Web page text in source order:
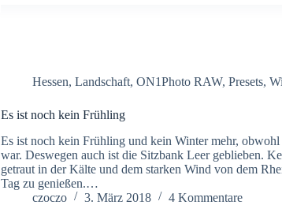
Hessen,Landschaft,ON1Photo RAW,Presets,
Es ist noch kein Frühling
Es ist noch kein Frühling und kein Winter mehr, obwohl
war. Deswegen auch ist die Sitzbank Leer geblieben.
getraut in der Kälte und dem starken Wind von dem
Tag zu genießen.…
czoczo
3. März 2018 4 Kommentare